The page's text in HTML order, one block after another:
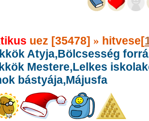
uez [35478] » hitvese[
Atyja,Bölcsesség
Mestere,Lelkes
bástyája,Májusfa